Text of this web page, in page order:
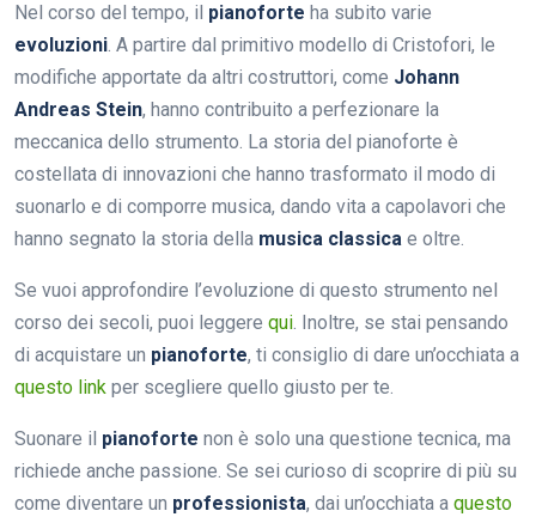
Nel corso del tempo, il pianoforte ha subito varie
evoluzioni. A partire dal primitivo modello di Cristofori, le
modifiche apportate da altri costruttori, come Johann
Andreas Stein, hanno contribuito a perfezionare la
meccanica dello strumento. La storia del pianoforte è
costellata di innovazioni che hanno trasformato il modo di
suonarlo e di comporre musica, dando vita a capolavori che
hanno segnato la storia della musica classica e oltre.
Se vuoi approfondire l’evoluzione di questo strumento nel
corso dei secoli, puoi leggere qui. Inoltre, se stai pensando
di acquistare un pianoforte, ti consiglio di dare un’occhiata a
questo link per scegliere quello giusto per te.
Suonare il pianoforte non è solo una questione tecnica, ma
richiede anche passione. Se sei curioso di scoprire di più su
come diventare un professionista, dai un’occhiata a questo